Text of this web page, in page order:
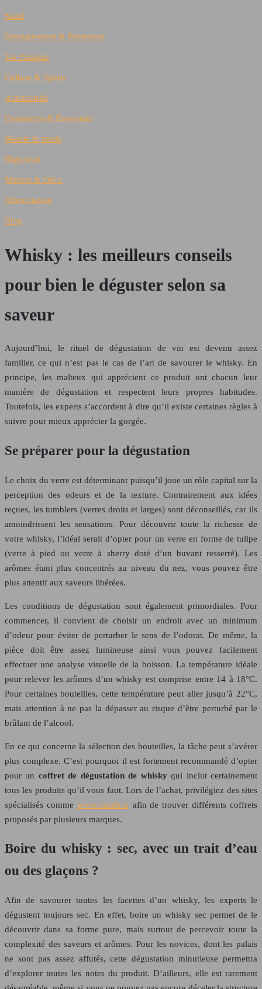
Santé
Enseignement & Formation
Vie Pratique
Culture & Sports
Automobile
Commerce & Economie
Beauté & mode
High-tech
Maison & Déco
Alimentation
Blog
Whisky : les meilleurs conseils
pour bien le déguster selon sa
saveur
Aujourd’hui, le rituel de dégustation de vin est devenu assez
familier, ce qui n’est pas le cas de l’art de savourer le whisky. En
principe, les malteux qui apprécient ce produit ont chacun leur
manière de dégustation et respectent leurs propres habitudes.
Toutefois, les experts s’accordent à dire qu’il existe certaines règles à
suivre pour mieux apprécier la gorgée.
Se préparer pour la dégustation
Le choix du verre est déterminant puisqu’il joue un rôle capital sur la
perception des odeurs et de la texture. Contrairement aux idées
reçues, les tumblers (verres droits et larges) sont déconseillés, car ils
amoindrissent les sensations. Pour découvrir toute la richesse de
votre whisky, l’idéal serait d’opter pour un verre en forme de tulipe
(verre à pied ou verre à sherry doté d’un buvant resserré). Les
arômes étant plus concentrés au niveau du nez, vous pouvez être
plus attentif aux saveurs libérées.
Les conditions de dégustation sont également primordiales. Pour
commencer, il convient de choisir un endroit avec un minimum
d’odeur pour éviter de perturber le sens de l’odorat. De même, la
pièce doit être assez lumineuse ainsi vous pouvez facilement
effectuer une analyse visuelle de la boisson. La température idéale
pour relever les arômes d’un whisky est comprise entre 14 à 18°C.
Pour certaines bouteilles, cette température peut aller jusqu’à 22°C,
mais attention à ne pas la dépasser au risque d’être perturbé par le
brûlant de l’alcool.
En ce qui concerne la sélection des bouteilles, la tâche peut s’avérer
plus complexe. C’est pourquoi il est fortement recommandé d’opter
pour un coffret de dégustation de whiskyqui inclut certainement
tous les produits qu’il vous faut. Lors de l’achat, privilégiez des sites
spécialisés comme www.vandb.frafin de trouver différents coffrets
proposés par plusieurs marques.
Boire du whisky : sec, avec un trait d’eau
ou des glaçons ?
Afin de savourer toutes les facettes d’un whisky, les experts le
dégustent toujours sec. En effet, boire un whisky sec permet de le
découvrir dans sa forme pure, mais surtout de percevoir toute la
complexité des saveurs et arômes. Pour les novices, dont les palais
ne sont pas assez affutés, cette dégustation minutieuse permettra
d’explorer toutes les notes du produit. D’ailleurs, elle est rarement